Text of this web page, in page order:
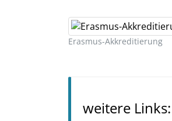
Erasmus-Akkreditierung
weitere Links: